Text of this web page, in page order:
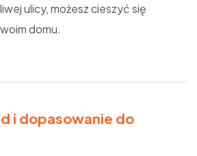
ulicy, możesz cieszyć się
domu.
i dopasowanie do